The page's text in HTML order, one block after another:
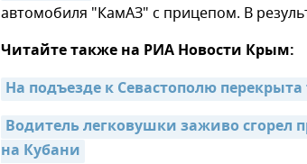
автомобиля "КамАЗ" с прицепом. В
Читайте также на РИА Новости Крым:
На подъезде к Севастополю
Водитель легковушки заживо сгорел
на Кубани